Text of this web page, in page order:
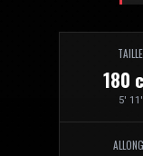
TAILLE
180
5' 11'